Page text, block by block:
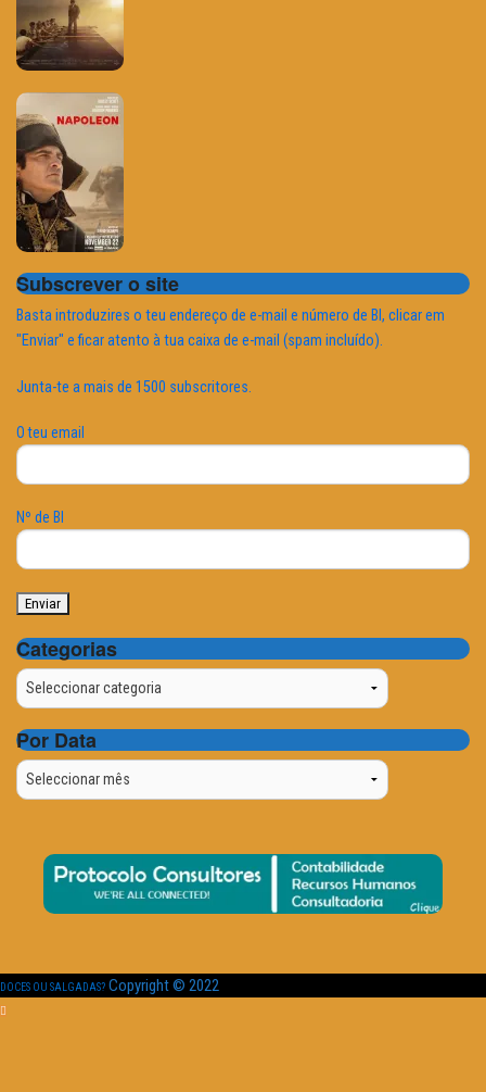
Subscrever o site
Basta introduzires o teu endereço de e-mail e número de BI, clicar em
"Enviar" e ficar atento à tua caixa de e-mail (spam incluído).
Junta-te a mais de 1500 subscritores.
O teu email
Nº de BI
Categorias
Categorias
Por Data
Por
Data
DOCES OU SALGADAS? Copyright © 2022